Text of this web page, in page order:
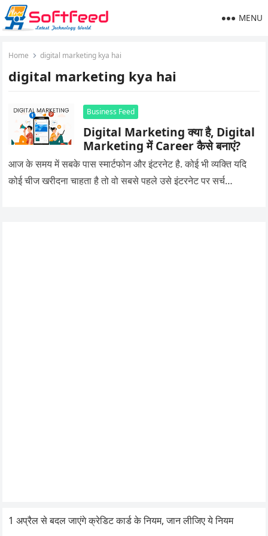
MENU
Home digital marketing kya hai
digital marketing kya hai
Business Feed
Digital Marketing क्या है, Digital
Marketing में Career कैसे बनाएं?
आज के समय में सबके पास स्मार्टफोन और इंटरनेट है. कोई भी व्यक्ति यदि
कोई चीज खरीदना चाहता है तो वो सबसे पहले उसे इंटरनेट पर सर्च…
1 अप्रैल से बदल जाएंगे क्रेडिट कार्ड के नियम, जान लीजिए ये नियम